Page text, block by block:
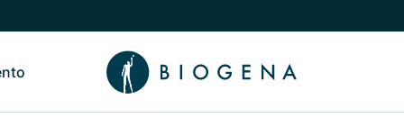
NosotrosAlternar submenú de Conocimiento